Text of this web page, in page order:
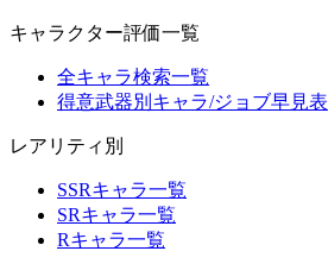
キャラクター評価一覧
全キャラ検索一覧
得意武器別キャラ/ジョブ早見表
レアリティ別
SSRキャラ一覧
SRキャラ一覧
Rキャラ一覧